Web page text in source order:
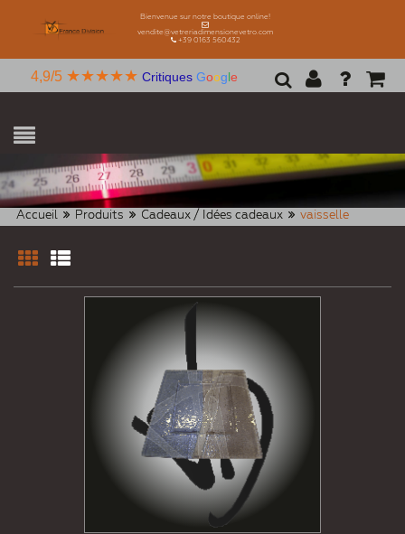
Bienvenue sur notre boutique online!
vendite@vetreriadimensionevetro.com
+39 0163 560432
4,9/5 ★★★★★ Critiques Google
Accueil Produits Cadeaux / Idées cadeaux vaisselle